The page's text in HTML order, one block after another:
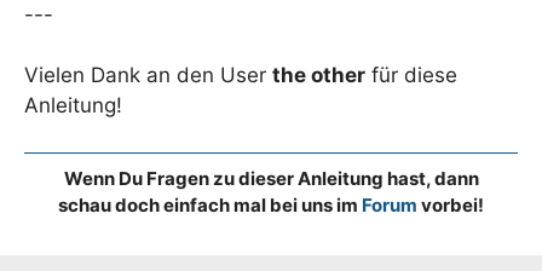
---
Vielen Dank an den User the other für diese
Anleitung!
Wenn Du Fragen zu dieser Anleitung hast, dann
schau doch einfach mal bei uns im Forum vorbei!